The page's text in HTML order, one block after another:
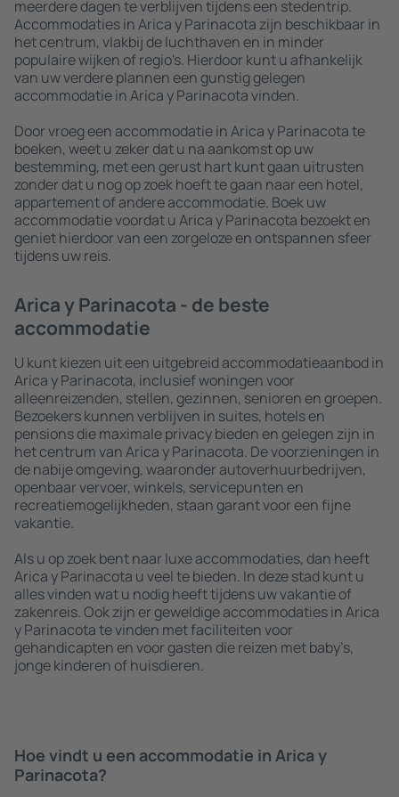
meerdere dagen te verblijven tijdens een stedentrip.
Accommodaties in Arica y Parinacota zijn beschikbaar in
het centrum, vlakbij de luchthaven en in minder
populaire wijken of regio's. Hierdoor kunt u afhankelijk
van uw verdere plannen een gunstig gelegen
accommodatie in Arica y Parinacota vinden.
Door vroeg een accommodatie in Arica y Parinacota te
boeken, weet u zeker dat u na aankomst op uw
bestemming, met een gerust hart kunt gaan uitrusten
zonder dat u nog op zoek hoeft te gaan naar een hotel,
appartement of andere accommodatie. Boek uw
accommodatie voordat u Arica y Parinacota bezoekt en
geniet hierdoor van een zorgeloze en ontspannen sfeer
tijdens uw reis.
Arica y Parinacota - de beste
accommodatie
U kunt kiezen uit een uitgebreid accommodatieaanbod in
Arica y Parinacota, inclusief woningen voor
alleenreizenden, stellen, gezinnen, senioren en groepen.
Bezoekers kunnen verblijven in suites, hotels en
pensions die maximale privacy bieden en gelegen zijn in
het centrum van Arica y Parinacota. De voorzieningen in
de nabije omgeving, waaronder autoverhuurbedrijven,
openbaar vervoer, winkels, servicepunten en
recreatiemogelijkheden, staan garant voor een fijne
vakantie.
Als u op zoek bent naar luxe accommodaties, dan heeft
Arica y Parinacota u veel te bieden. In deze stad kunt u
alles vinden wat u nodig heeft tijdens uw vakantie of
zakenreis. Ook zijn er geweldige accommodaties in Arica
y Parinacota te vinden met faciliteiten voor
gehandicapten en voor gasten die reizen met baby’s,
jonge kinderen of huisdieren.
Hoe vindt u een accommodatie in Arica y
Parinacota?